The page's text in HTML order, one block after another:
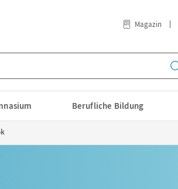
Magazin
Berufliche Bildung